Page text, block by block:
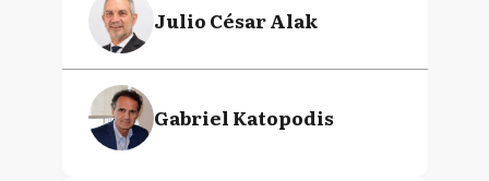
Julio César Alak
Gabriel Katopodis